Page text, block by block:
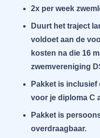
2x per week
Duurt het traject
voldoet aan de
kosten na die 16
zwemvereniging
Pakket is inclusief
voor je diploma C
Pakket is
overdraagbaar.